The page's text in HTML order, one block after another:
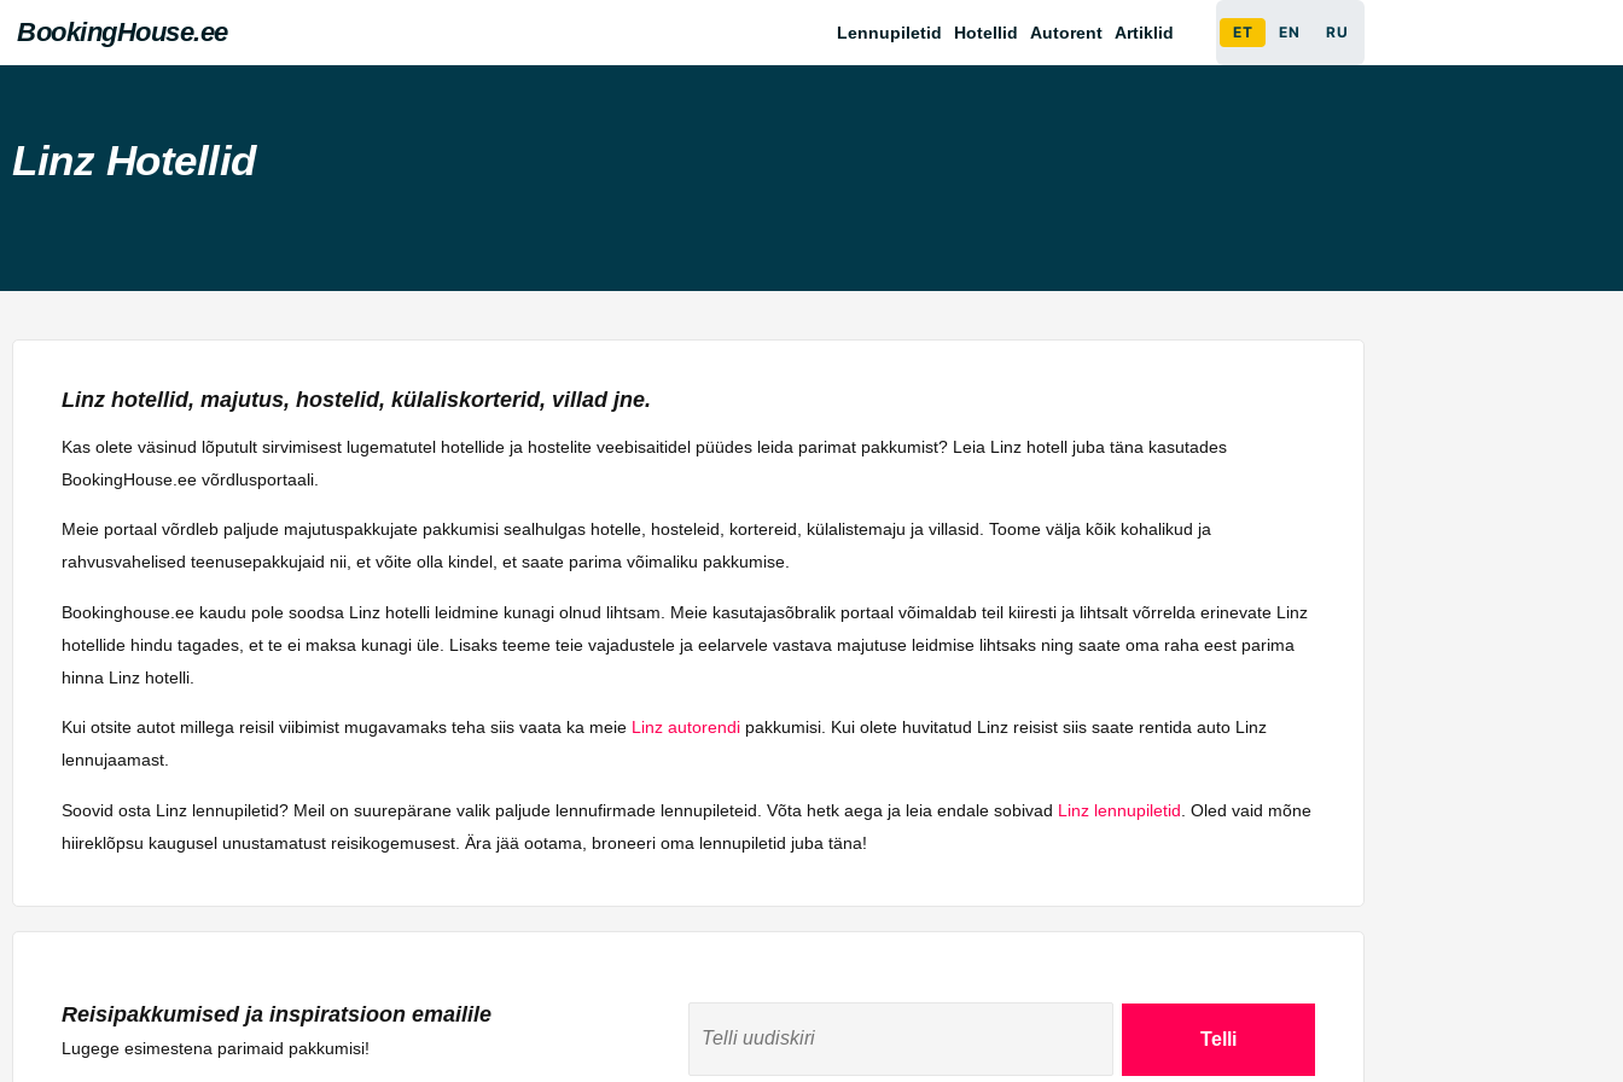
BookingHouse.ee Lennupiletid Hotellid Autorent Artiklid ET EN RU
Linz Hotellid
Linz hotellid, majutus, hostelid, külaliskorterid, villad jne.
Kas olete väsinud lõputult sirvimisest lugematutel hotellide ja hostelite veebisaitidel püüdes leida parimat pakkumist? Leia Linz hotell juba täna kasutades
BookingHouse.ee võrdlusportaali.
Meie portaal võrdleb paljude majutuspakkujate pakkumisi sealhulgas hotelle, hosteleid, kortereid, külalistemaju ja villasid. Toome välja kõik kohalikud ja
rahvusvahelised teenusepakkujaid nii, et võite olla kindel, et saate parima võimaliku pakkumise.
Bookinghouse.ee kaudu pole soodsa Linz hotelli leidmine kunagi olnud lihtsam. Meie kasutajasõbralik portaal võimaldab teil kiiresti ja lihtsalt võrrelda erinevate Linz
hotellide hindu tagades, et te ei maksa kunagi üle. Lisaks teeme teie vajadustele ja eelarvele vastava majutuse leidmise lihtsaks ning saate oma raha eest parima
hinna Linz hotelli.
Kui otsite autot millega reisil viibimist mugavamaks teha siis vaata ka meie Linz autorendi pakkumisi. Kui olete huvitatud Linz reisist siis saate rentida auto Linz
lennujaamast.
Soovid osta Linz lennupiletid? Meil on suurepärane valik paljude lennufirmade lennupileteid. Võta hetk aega ja leia endale sobivad Linz lennupiletid . Oled vaid mõne
hiireklõpsu kaugusel unustamatust reisikogemusest. Ära jää ootama, broneeri oma lennupiletid juba täna!
Reisipakkumised ja inspiratsioon emailile
Lugege esimestena parimaid pakkumisi! Telli